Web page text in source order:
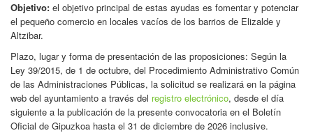
Objetivo: el objetivo principal de estas ayudas es fomentar y potenciar
el pequeño comercio en locales vacíos de los barrios de Elizalde y
Altzibar.
Plazo, lugar y forma de presentación de las proposiciones: Según la
Ley 39/2015, de 1 de octubre, del Procedimiento Administrativo Común
de las Administraciones Públicas, la solicitud se realizará en la página
web del ayuntamiento a través del registro electrónico, desde el día
siguiente a la publicación de la presente convocatoria en el Boletín
Oficial de Gipuzkoa hasta el 31 de diciembre de 2026 inclusive.